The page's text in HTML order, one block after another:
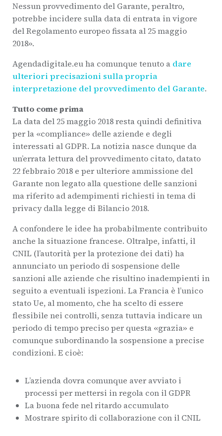
Nessun provvedimento del Garante, peraltro,
potrebbe incidere sulla data di entrata in vigore
del Regolamento europeo fissata al 25 maggio
2018».
Agendadigitale.eu ha comunque tenuto a dare
ulteriori precisazioni sulla propria
interpretazione del provvedimento del Garante.
Tutto come prima
La data del 25 maggio 2018 resta quindi definitiva
per la «compliance» delle aziende e degli
interessati al GDPR. La notizia nasce dunque da
un’errata lettura del provvedimento citato, datato
22 febbraio 2018 e per ulteriore ammissione del
Garante non legato alla questione delle sanzioni
ma riferito ad adempimenti richiesti in tema di
privacy dalla legge di Bilancio 2018.
A confondere le idee ha probabilmente contribuito
anche la situazione francese. Oltralpe, infatti, il
CNIL (l’autorità per la protezione dei dati) ha
annunciato un periodo di sospensione delle
sanzioni alle aziende che risultino inadempienti in
seguito a eventuali ispezioni. La Francia è l’unico
stato Ue, al momento, che ha scelto di essere
flessibile nei controlli, senza tuttavia indicare un
periodo di tempo preciso per questa «grazia» e
comunque subordinando la sospensione a precise
condizioni. E cioè:
L’azienda dovra comunque aver avviato i
processi per mettersi in regola con il GDPR
La buona fede nel ritardo accumulato
Mostrare spirito di collaborazione con il CNIL